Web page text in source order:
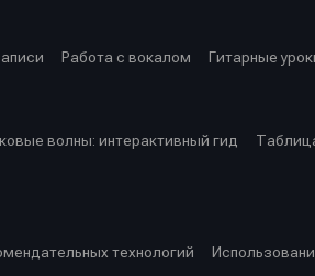
Работа с вокалом Гитарные
волны: интерактивный гид
технологий